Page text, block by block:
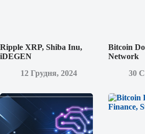
Ripple XRP, Shiba Inu,
iDEGEN
12 Грудня, 2024
Bitcoin
Network
30